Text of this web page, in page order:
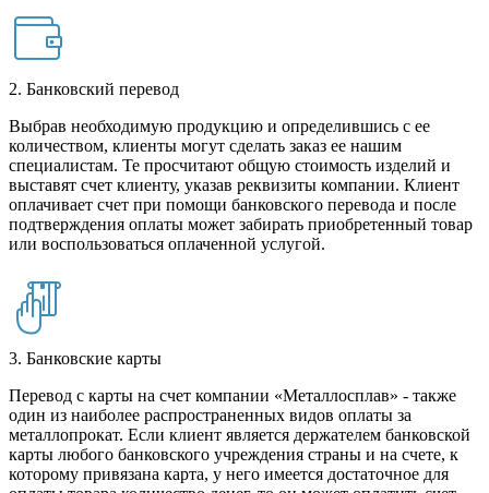
2. Банковский перевод
Выбрав необходимую продукцию и определившись с ее
количеством, клиенты могут сделать заказ ее нашим
специалистам. Те просчитают общую стоимость изделий и
выставят счет клиенту, указав реквизиты компании. Клиент
оплачивает счет при помощи банковского перевода и после
подтверждения оплаты может забирать приобретенный товар
или воспользоваться оплаченной услугой.
3. Банковские карты
Перевод с карты на счет компании «Металлосплав» - также
один из наиболее распространенных видов оплаты за
металлопрокат. Если клиент является держателем банковской
карты любого банковского учреждения страны и на счете, к
которому привязана карта, у него имеется достаточное для